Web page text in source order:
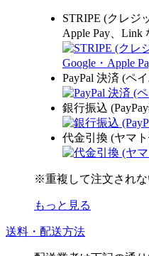
STRIPE (クレジ
Apple Pay、Link
PayPal 決済 (ペ
銀行振込
代金引換 (ヤマ
※重複して注文されな
もっと見る
送料・配送方法